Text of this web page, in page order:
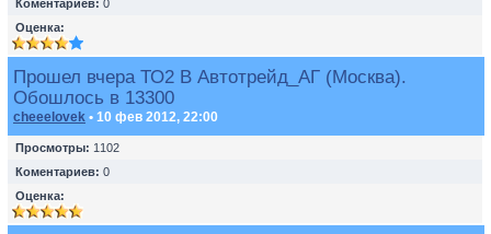
Коментариев: 0
Оценка:
Прошел вчера ТО2 В Автотрейд_АГ (Москва).
Обошлось в 13300
cheeelovek • 10 фев 2012, 22:00
Просмотры: 1102
Коментариев: 0
Оценка: